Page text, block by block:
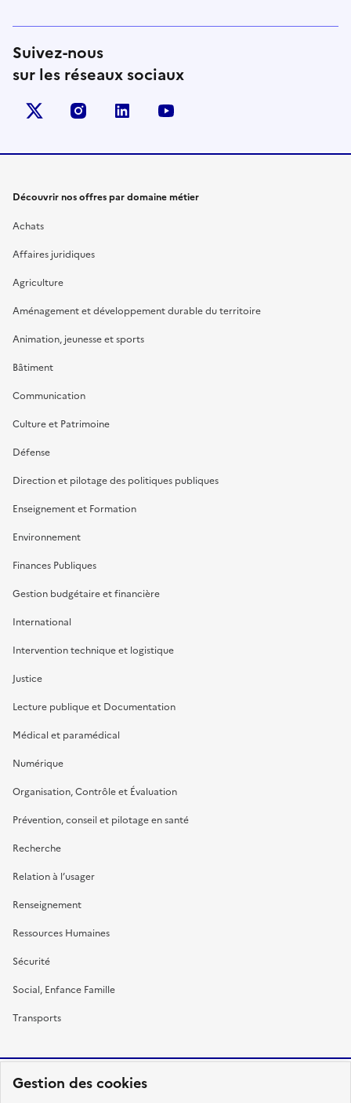
Gestion des cookies
Suivez-nous
sur les réseaux sociaux
X (anciennement Twitter)
instagramlinkedin
Découvrir nos offres par domaine métier
Achats
Affaires juridiques
Agriculture
Aménagement et développement durable du territoire
Animation, jeunesse et sports
Bâtiment
Communication
Culture et Patrimoine
Défense
Direction et pilotage des politiques publiques
Enseignement et Formation
Environnement
Finances Publiques
Gestion budgétaire et financière
International
Intervention technique et logistique
Justice
Lecture publique et Documentation
Médical et paramédical
Numérique
Organisation, Contrôle et Évaluation
Prévention, conseil et pilotage en santé
Recherche
Relation à l’usager
Renseignement
Ressources Humaines
Sécurité
Social, Enfance Famille
Transports